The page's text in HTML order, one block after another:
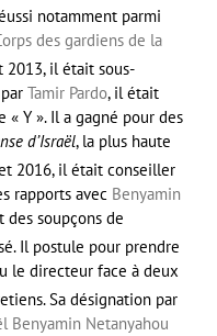
notamment parmi
des gardiens de la
2013, il était sous-
Tamir Pardo, il était
« Y ». Il a gagné pour des
d’Israël, la plus haute
2016, il était conseiller
rapports avec Benyamin
des soupçons de
. Il postule pour prendre
le directeur face à deux
. Sa désignation par
Benyamin Netanyahou